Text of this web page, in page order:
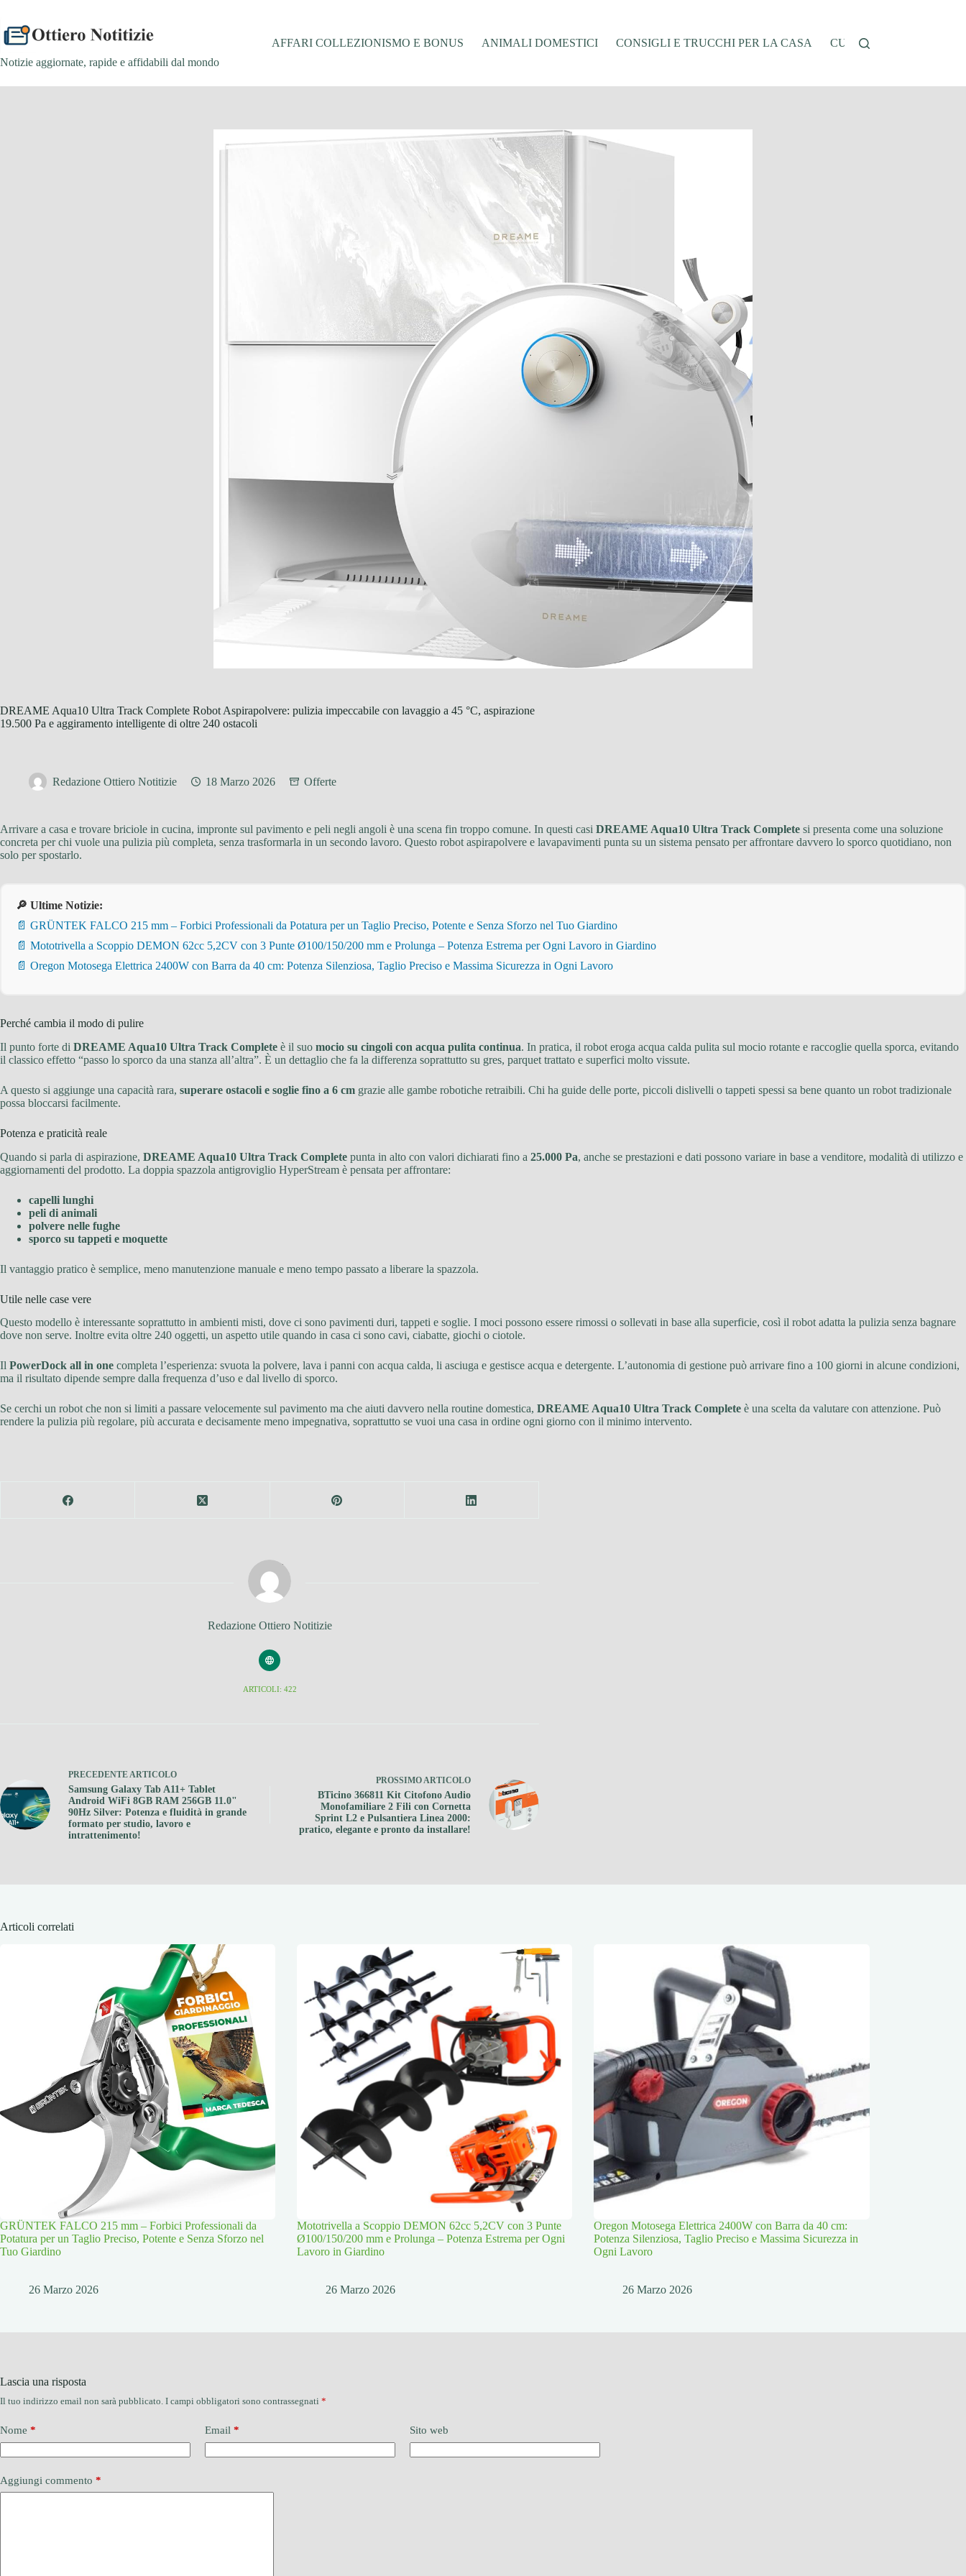
contenuto
Notizie aggiornate, rapide e affidabili dal mondo
AFFARI COLLEZIONISMO E BONUS ANIMALI DOMESTICI CONSIGLI E TRUCCHI PER LA CASA CUCINA E RICETTE
DREAME Aqua10 Ultra Track Complete Robot Aspirapolvere: pulizia impeccabile con lavaggio a 45 °C, aspirazione
19.500 Pa e aggiramento intelligente di oltre 240 ostacoli
Redazione Ottiero Notitizie 18 Marzo 2026 Offerte
Arrivare a casa e trovare briciole in cucina, impronte sul pavimento e peli negli angoli è una scena fin troppo comune. In questi casi DREAME Aqua10 Ultra Track Complete si presenta come una soluzione
concreta per chi vuole una pulizia più completa, senza trasformarla in un secondo lavoro. Questo robot aspirapolvere e lavapavimenti punta su un sistema pensato per affrontare davvero lo sporco quotidiano, non
solo per spostarlo.
🔎 Ultime Notizie:
📄 GRÜNTEK FALCO 215 mm – Forbici Professionali da Potatura per un Taglio Preciso, Potente e Senza Sforzo nel Tuo Giardino
📄 Mototrivella a Scoppio DEMON 62cc 5,2CV con 3 Punte Ø100/150/200 mm e Prolunga – Potenza Estrema per Ogni Lavoro in Giardino
📄 Oregon Motosega Elettrica 2400W con Barra da 40 cm: Potenza Silenziosa, Taglio Preciso e Massima Sicurezza in Ogni Lavoro
Perché cambia il modo di pulire
Il punto forte di DREAME Aqua10 Ultra Track Complete è il suo mocio su cingoli con acqua pulita continua. In pratica, il robot eroga acqua calda pulita sul mocio rotante e raccoglie quella sporca, evitando
il classico effetto “passo lo sporco da una stanza all’altra”. È un dettaglio che fa la differenza soprattutto su gres, parquet trattato e superfici molto vissute.
A questo si aggiunge una capacità rara, superare ostacoli e soglie fino a 6 cm grazie alle gambe robotiche retraibili. Chi ha guide delle porte, piccoli dislivelli o tappeti spessi sa bene quanto un robot tradizionale
possa bloccarsi facilmente.
Potenza e praticità reale
Quando si parla di aspirazione, DREAME Aqua10 Ultra Track Complete punta in alto con valori dichiarati fino a 25.000 Pa, anche se prestazioni e dati possono variare in base a venditore, modalità di utilizzo e
aggiornamenti del prodotto. La doppia spazzola antigroviglio HyperStream è pensata per affrontare:
capelli lunghi
peli di animali
polvere nelle fughe
sporco su tappeti e moquette
Il vantaggio pratico è semplice, meno manutenzione manuale e meno tempo passato a liberare la spazzola.
Utile nelle case vere
Questo modello è interessante soprattutto in ambienti misti, dove ci sono pavimenti duri, tappeti e soglie. I moci possono essere rimossi o sollevati in base alla superficie, così il robot adatta la pulizia senza bagnare
dove non serve. Inoltre evita oltre 240 oggetti, un aspetto utile quando in casa ci sono cavi, ciabatte, giochi o ciotole.
Il PowerDock all in one completa l’esperienza: svuota la polvere, lava i panni con acqua calda, li asciuga e gestisce acqua e detergente. L’autonomia di gestione può arrivare fino a 100 giorni in alcune condizioni,
ma il risultato dipende sempre dalla frequenza d’uso e dal livello di sporco.
Se cerchi un robot che non si limiti a passare velocemente sul pavimento ma che aiuti davvero nella routine domestica, DREAME Aqua10 Ultra Track Complete è una scelta da valutare con attenzione. Può
rendere la pulizia più regolare, più accurata e decisamente meno impegnativa, soprattutto se vuoi una casa in ordine ogni giorno con il minimo intervento.
Redazione Ottiero Notitizie
ARTICOLI: 422
PRECEDENTEARTICOLO
Samsung Galaxy Tab A11+ Tablet
Android WiFi 8GB RAM 256GB 11.0"
90Hz Silver: Potenza e fluidità in grande
formato per studio, lavoro e
intrattenimento!
PROSSIMOARTICOLO
BTicino 366811 Kit Citofono Audio
Monofamiliare 2 Fili con Cornetta
Sprint L2 e Pulsantiera Linea 2000:
pratico, elegante e pronto da installare!
Articoli correlati
GRÜNTEK FALCO 215 mm – Forbici Professionali da
Potatura per un Taglio Preciso, Potente e Senza Sforzo nel
Tuo Giardino
26 Marzo 2026
Mototrivella a Scoppio DEMON 62cc 5,2CV con 3 Punte
Ø100/150/200 mm e Prolunga – Potenza Estrema per Ogni
Lavoro in Giardino
26 Marzo 2026
Oregon Motosega Elettrica 2400W con Barra da 40 cm:
Potenza Silenziosa, Taglio Preciso e Massima Sicurezza in
Ogni Lavoro
26 Marzo 2026
Lascia una risposta
Il tuo indirizzo email non sarà pubblicato. I campi obbligatori sono contrassegnati *
Nome * Email * Sito web
Aggiungi commento *